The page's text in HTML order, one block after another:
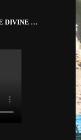
DIVINE …